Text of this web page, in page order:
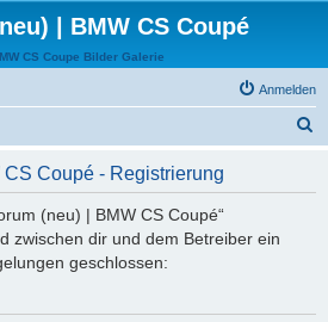
| BMW CS Coupé
CS Coupe Bilder Galerie
Anmelden
Coupé - Registrierung
(neu) | BMW CS Coupé“
zwischen dir und dem Betreiber ein
geschlossen: